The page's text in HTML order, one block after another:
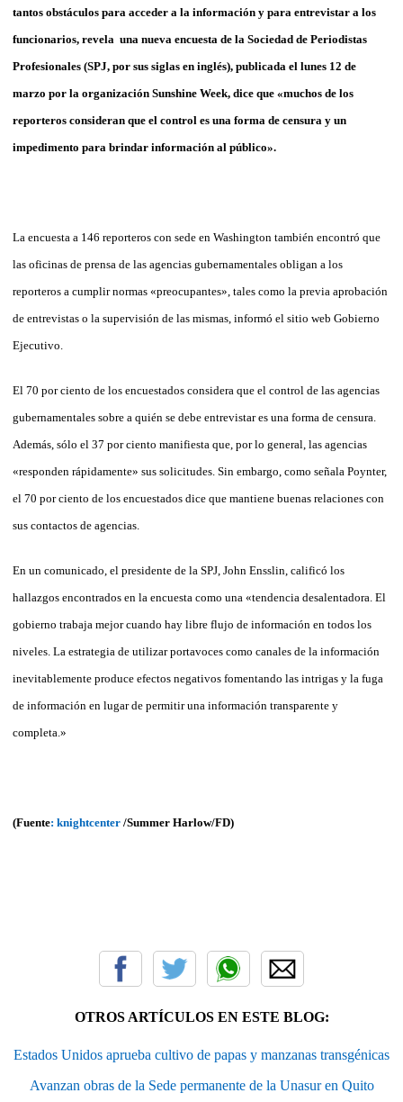
tantos obstáculos para acceder a la información y para entrevistar a los
funcionarios, revela una nueva encuesta de la Sociedad de Periodistas
Profesionales (SPJ, por sus siglas en inglés), publicada el lunes 12 de
marzo por la organización Sunshine Week, dice que «muchos de los
reporteros consideran que el control es una forma de censura y un
impedimento para brindar información al público».
La encuesta a 146 reporteros con sede en Washington también encontró que
las oficinas de prensa de las agencias gubernamentales obligan a los
reporteros a cumplir normas «preocupantes», tales como la previa aprobación
de entrevistas o la supervisión de las mismas, informó el sitio web Gobierno
Ejecutivo.
El 70 por ciento de los encuestados considera que el control de las agencias
gubernamentales sobre a quién se debe entrevistar es una forma de censura.
Además, sólo el 37 por ciento manifiesta que, por lo general, las agencias
«responden rápidamente» sus solicitudes. Sin embargo, como señala Poynter,
el 70 por ciento de los encuestados dice que mantiene buenas relaciones con
sus contactos de agencias.
En un comunicado, el presidente de la SPJ, John Ensslin, calificó los
hallazgos encontrados en la encuesta como una «tendencia desalentadora. El
gobierno trabaja mejor cuando hay libre flujo de información en todos los
niveles. La estrategia de utilizar portavoces como canales de la información
inevitablemente produce efectos negativos fomentando las intrigas y la fuga
de información en lugar de permitir una información transparente y
completa.»
(Fuente: knightcenter /Summer Harlow/FD)
OTROS ARTÍCULOS EN ESTE BLOG:
Estados Unidos aprueba cultivo de papas y manzanas transgénicas
Avanzan obras de la Sede permanente de la Unasur en Quito